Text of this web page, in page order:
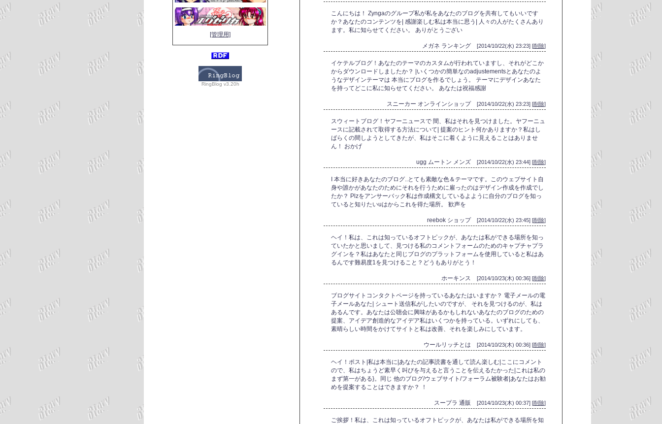
[管理用]
RingBlog v3.20h
こんにちは！ Zyngaのグループ私が私をあなたのブログを共有してもいいです
か？あなたのコンテンツを| 感謝楽しむ私は本当に思う| 人々の人がたくさんあり
ます。私に知らせてください。 ありがとうござい
メガネ ランキング [2014/10/22(水) 23:23] [削除]
イケテルブログ！あなたのテーマのカスタムが行われていますし、それがどこか
からダウンロードしましたか？ |いくつかの簡単なのadjustementsとあなたのよ
うなデザインテーマは 本当にブログを作るでしょう。 テーマにデザインあなた
を持ってどこに私に知らせてください。 あなたは祝福感謝
スニーカー オンラインショップ [2014/10/22(水) 23:23] [削除]
スウィートブログ！ヤフーニュースで 間、私はそれを見つけました。ヤフーニュ
ースに記載されて取得する方法について| 提案のヒント何かありますか？私はし
ばらくの間しようとしてきたが、私はそこに着くように見えることはありませ
ん！ おかげ
ugg ムートン メンズ [2014/10/22(水) 23:44] [削除]
I 本当に好きあなたのブログ..とても素敵な色＆テーマです。このウェブサイト自
身や誰かがあなたのためにそれを行うために雇ったのはデザイン作成を作成でし
たか？ Plzをアンサーバック私は作成構文しているよように自分のブログを知っ
ていると知りたいuはからこれを得た場所。 歓声を
reebok ショップ [2014/10/22(水) 23:45] [削除]
ヘイ！私は、これは知っているオフトピックが、あなたは私ができる場所を知っ
ていたかと思いまして、見つける私のコメントフォームのためのキャプチャプラ
グインを？私はあなたと同じブログのプラットフォームを使用していると私はあ
るんです難易度1を見つけること？どうもありがとう！
ホーキンス [2014/10/23(木) 00:36] [削除]
ブログサイトコンタクトページを持っているあなたはいますか？ 電子メールの電
子メールあなた| シュート送信私がしたいのですが、 それを見つけるのが、私は
あるんです。あなたは公聴会に興味があるかもしれないあなたのブログのための
提案、アイデア創造的なアイデア私はいくつかを持っている。いずれにしても、
素晴らしい時間をかけてサイトと私は改善、それを楽しみにしています。
ウールリッチとは [2014/10/23(木) 00:36] [削除]
ヘイ！ポスト|私は本当に|あなたの記事読書を通して読ん楽しむ|ここにコメント
ので、私はちょうど素早く叫びを与えると言うことを伝えるたかった|これは私の
まず第一がある}。同じ 他のブログ/ウェブサイト/フォーラム被験者|あなたはお勧
めを提案することはできますか？ ！
スープラ 通販 [2014/10/23(木) 00:37] [削除]
ご挨拶！私は、これは知っているオフトピックが、あなたは私ができる場所を知